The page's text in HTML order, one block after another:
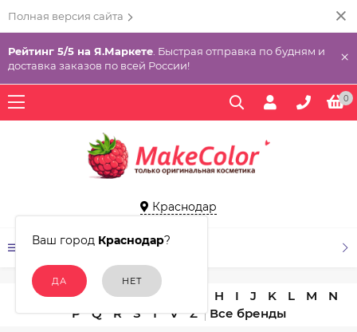
Полная версия сайта
Рейтинг 5/5 на Я.Маркете . Быстрая отправка по будням и
доставка заказов по всей России!
×
0
Краснодар
Ваш город Краснодар?
КАТАЛОГ ТОВАРОВ
A C D E H I J K L M
N
P
Q R S T V Z